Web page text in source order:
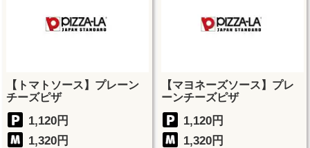
【トマトソース】プレーン
チーズピザ
1,120円
1,320円
【マヨネーズソース】プレ
ーンチーズピザ
1,120円
1,320円